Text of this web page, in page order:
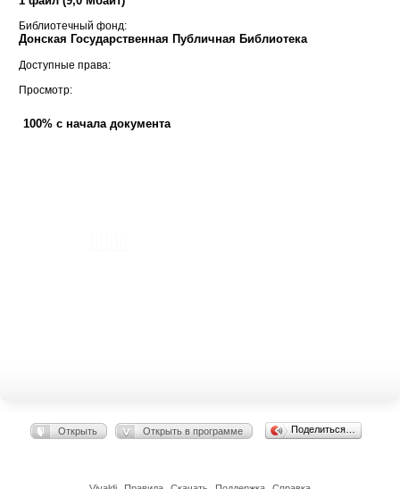
Библиотечный фонд:
Донская Государственная Публичная Библиотека
Доступные права:
Просмотр:
100% с начала документа
Открыть Открыть в программе Поделиться…